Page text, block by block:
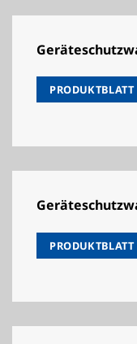
PRODUKTBLATT
PRODUKTBLATT